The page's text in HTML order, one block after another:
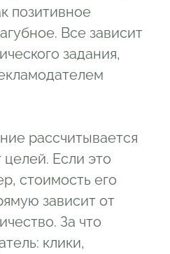
позитивное
Все зависит
задания,
рассчитывается
целей. Если это
стоимость его
зависит от
За что
клики,